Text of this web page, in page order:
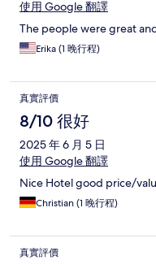
使用 Google 翻譯
The people were great
Erika (1 晚行程)
真實評價
8/10 很好
2025 年 6 月 5 日
使用 Google 翻譯
Nice Hotel good price/
Christian (1 晚行程)
真實評價